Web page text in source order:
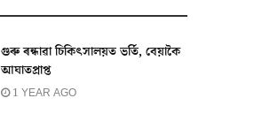
গুৰু ৰন্ধাৱা চিকিৎসালয়ত ভৰ্তি, বেয়াকৈ
আঘাতপ্ৰাপ্ত
1 YEAR AGO